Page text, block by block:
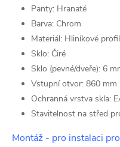
Panty: Hranaté
Barva: Chrom
Materiál: Hliníkové
Sklo: Čiré
Sklo (pevné/dveře): 6
Vstupní otvor: 860 mm
Ochranná vrstva skla:
Stavitelnost na střed
Montáž - pro instalaci